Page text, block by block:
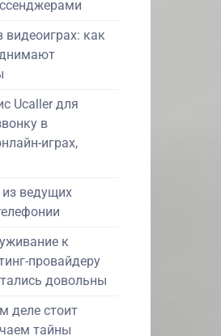
как
Ucaller для
в
играх,
ведущих
к
провайдеру
довольны
деле стоит
тайны